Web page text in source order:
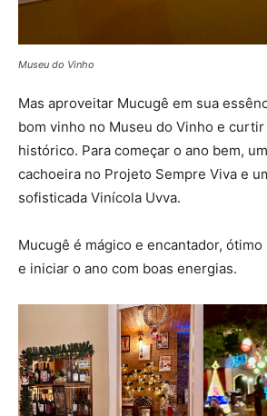
Museu do Vinho
Mas aproveitar Mucugê em sua
bom vinho no Museu do Vinho e
histórico. Para começar o ano bem,
cachoeira no Projeto Sempre Viva e
sofisticada Vinícola Uvva.
Mucugê é mágico e encantador,
e iniciar o ano com boas energias.